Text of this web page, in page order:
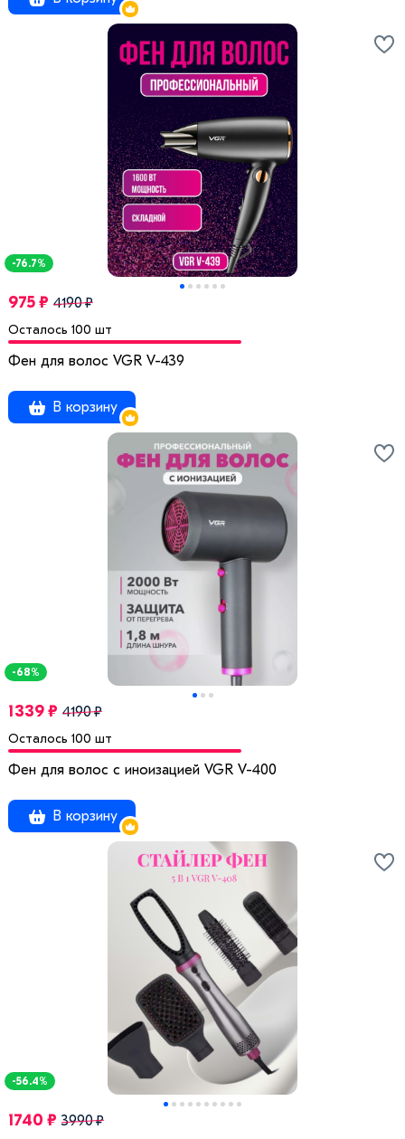
-76.7%
975 ₽ 4190 ₽
Осталось 100 шт
Фен для волос VGR V-439
В корзину
-68%
1339 ₽ 4190 ₽
Осталось 100 шт
Фен для волос с иноизацией VGR V-400
В корзину
-56.4%
1740 ₽ 3990 ₽